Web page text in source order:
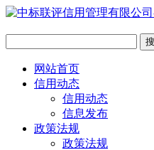
网站首页
信用动态
信用动态
信息发布
政策法规
政策法规